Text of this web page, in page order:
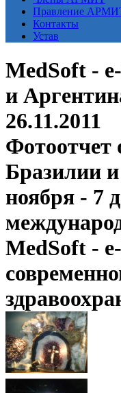
Правление
Контакты
Устав
MedSoft -
и
26.11.2011
Фотоотчет
Бразилии
ноября - 7
MedSoft -